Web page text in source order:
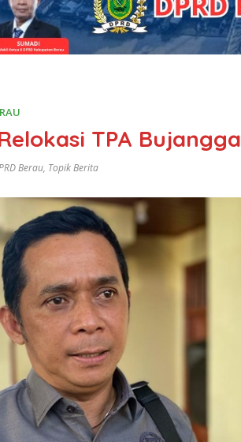
TPA Bujangga
Berau, Topik Berita